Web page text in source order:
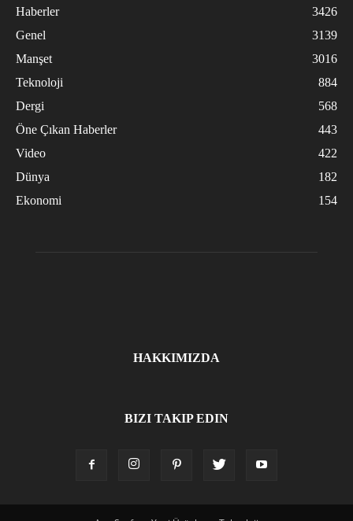
Haberler
3426
Genel
3139
Manşet
3016
Teknoloji
884
Dergi
568
Öne Çıkan Haberler
443
Video
422
Dünya
182
Ekonomi
154
HAKKIMIZDA
BIZI TAKIP EDIN